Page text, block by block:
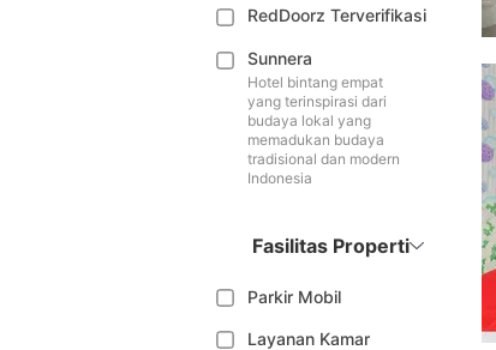
RedDoorz Terverifikasi
Sunnera
Hotel bintang empat
yang terinspirasi dari
budaya lokal yang
memadukan budaya
tradisional dan modern
Indonesia
Fasilitas Properti
Parkir Mobil
Layanan Kamar